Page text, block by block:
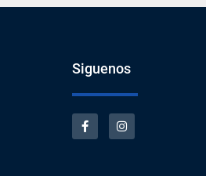
Siguenos